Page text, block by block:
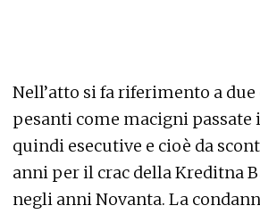
Nell’atto si fa riferimento a due
pesanti come macigni passate
quindi esecutive e cioè da
anni per il crac della Kreditna
negli anni Novanta. La